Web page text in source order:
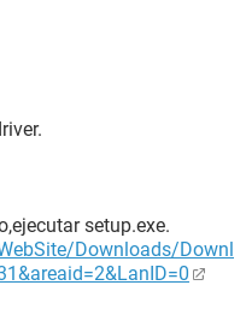
setup.exe.
Downloads/Downl